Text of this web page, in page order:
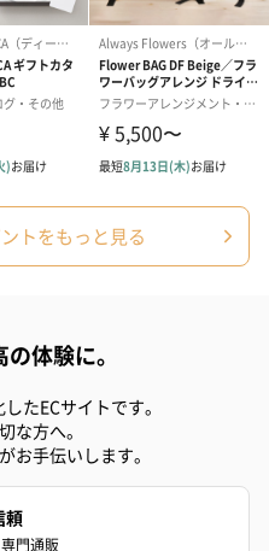
レイティー
）
フルーツティ
円）
す。ギフトへの＋αにおすすめ
ンダバウム
トをもっと見る
体験に。
たECサイトです。
な方へ。
お手伝いします。
頼
門通販